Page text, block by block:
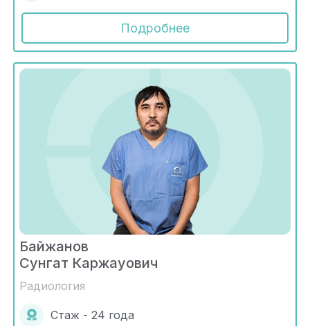
Подробнее
Байжанов
Сунгат Каржауович
Радиология
Стаж - 24 года